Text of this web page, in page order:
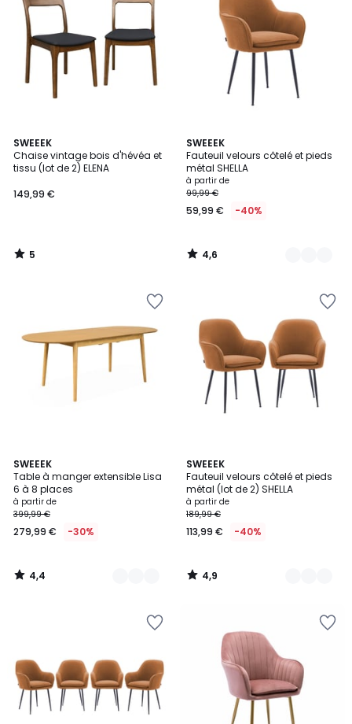
30%
de
réduction
appliquée.
SWEEEK
Chaise vintage bois d'hévéa et
tissu (lot de 2) ELENA
149,99 €
5
/
5
5
/
SWEEEK
Fauteuil velours côtelé et pieds
métal SHELLA
à partir de
99,99 €
59,99 € -40%
4,6
/ 5
4
Couleurs
4,6
/
SWEEEK
Table à manger extensible Lisa
6 à 8 places
à partir de
399,99 €
279,99 € -30%
4,4
/ 5
3
Couleurs
4,4
/
SWEEEK
Fauteuil velours côtelé et pieds
métal (lot de 2) SHELLA
à partir de
189,99 €
113,99 € -40%
4,9
/ 5
5
Couleurs
4,9
/